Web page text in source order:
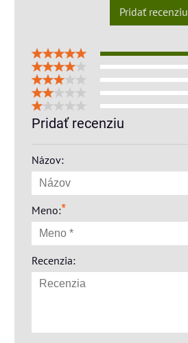
Pridať recenziu
Pridať recenziu
Názov:
Meno:*
Recenzia: